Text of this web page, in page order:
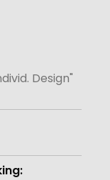
Design"